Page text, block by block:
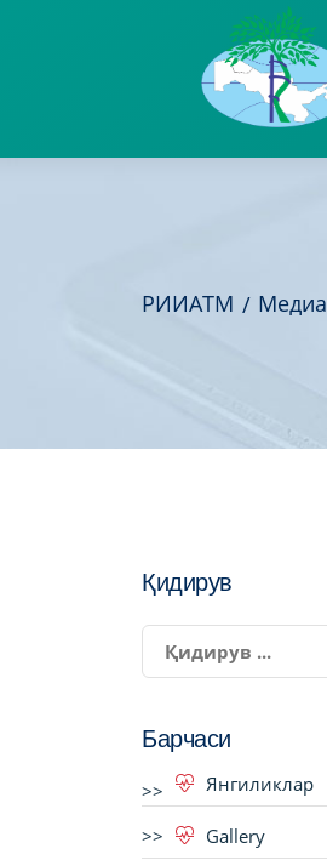
РИИАТМ Медиа
Қидирув
Барчаси
Янгиликлар
Gallery